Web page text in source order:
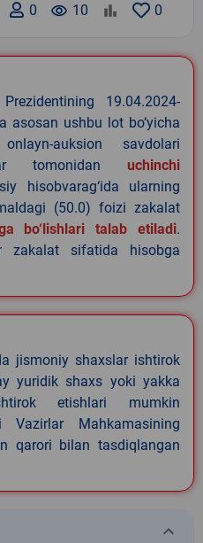
0
remove_red_eye 10
0
19.04.2024-
asosan ushbu lot bo‘yicha
auksion savdolari
tomonidan uchinchi
hisobvarag‘ida ularning
(50.0) foizi zakalat
bo‘lishlari talab etiladi.
zakalat sifatida hisobga
jismoniy shaxslar ishtirok
yuridik shaxs yoki yakka
etishlari mumkin
Vazirlar Mahkamasining
qarori bilan tasdiqlangan
keyboard_arrow_down